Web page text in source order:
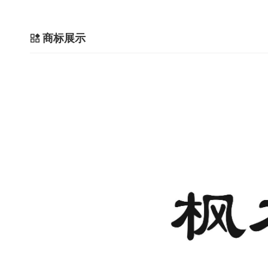
商标展示